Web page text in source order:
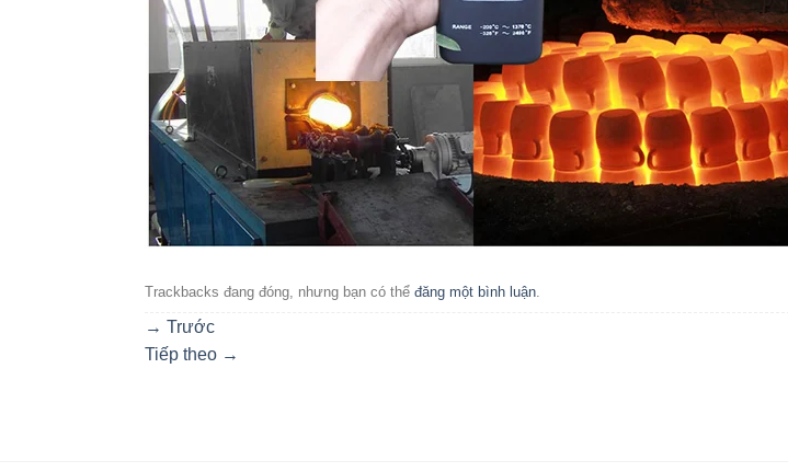
Trackbacks đang đóng, nhưng bạn có thể đăng một bình luận.
→ Trước
Tiếp theo →